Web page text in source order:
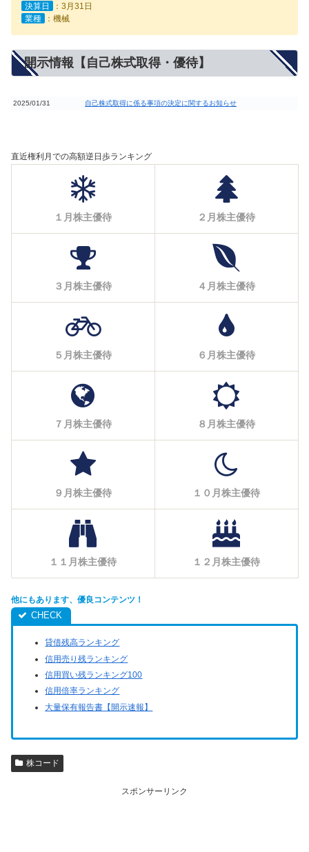
決算日
：3月31日
業種
：機械
開示情報【自己株式取得・優待】
2025/01/31 自己株式取得に係る事項の決定に関するお知らせ
直近権利月での高額逆日歩ランキング
１月株主優待 ２月株主優待
３月株主優待 ４月株主優待
５月株主優待 ６月株主優待
７月株主優待 ８月株主優待
９月株主優待 １０月株主優待
１１月株主優待 １２月株主優待
他にもあります、優良コンテンツ！
貸借残高ランキング
信用売り残ランキング
信用買い残ランキング100
信用倍率ランキング
大量保有報告書【開示速報】
株コード
スポンサーリンク